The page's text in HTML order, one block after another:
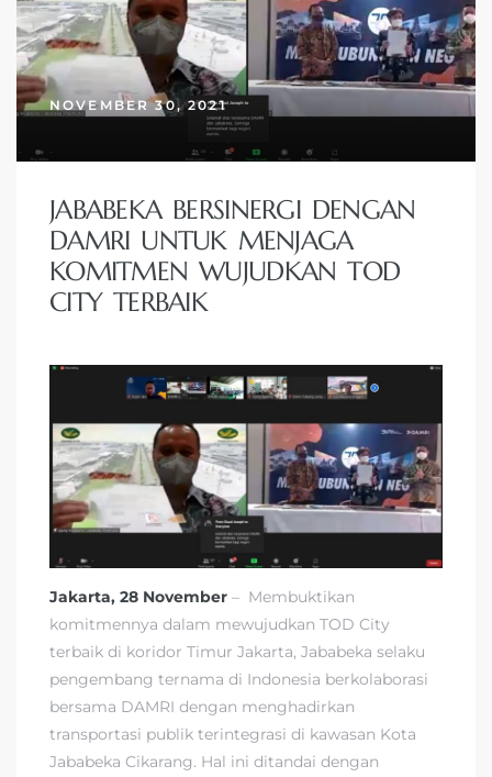
NOVEMBER 30, 2021
JABABEKA BERSINERGI DENGAN
DAMRI UNTUK MENJAGA
KOMITMEN WUJUDKAN TOD
CITY TERBAIK
Jakarta, 28 November – Membuktikan
komitmennya dalam mewujudkan TOD City
terbaik di koridor Timur Jakarta, Jababeka selaku
pengembang ternama di Indonesia berkolaborasi
bersama DAMRI dengan menghadirkan
transportasi publik terintegrasi di kawasan Kota
Jababeka Cikarang. Hal ini ditandai dengan